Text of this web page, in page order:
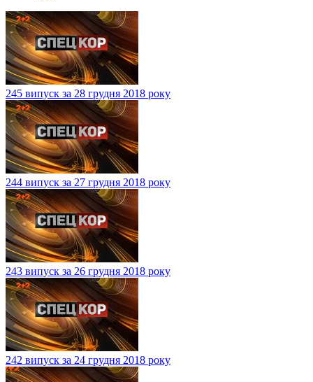
245 випуск за 28 грудня 2018 року
244 випуск за 27 грудня 2018 року
243 випуск за 26 грудня 2018 року
242 випуск за 24 грудня 2018 року